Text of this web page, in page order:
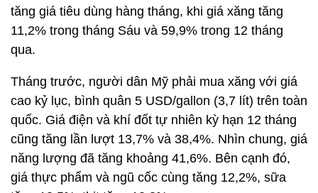
tăng giá tiêu dùng hàng tháng, khi giá xăng tăng
11,2% trong tháng Sáu và 59,9% trong 12 tháng
qua.
Tháng trước, người dân Mỹ phải mua xăng với giá
cao kỷ lục, bình quân 5 USD/gallon (3,7 lít) trên toàn
quốc. Giá điện và khí đốt tự nhiên kỳ hạn 12 tháng
cũng tăng lần lượt 13,7% và 38,4%. Nhìn chung, giá
năng lượng đã tăng khoảng 41,6%. Bên cạnh đó,
giá thực phẩm và ngũ cốc cùng tăng 12,2%, sữa